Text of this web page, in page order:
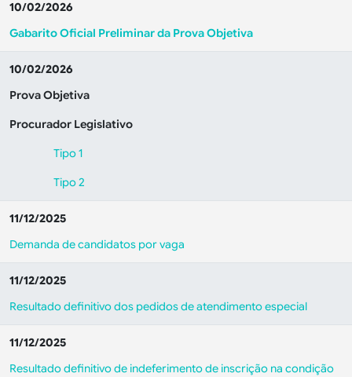
10/02/2026
Gabarito Oficial Preliminar da Prova Objetiva
10/02/2026
Prova Objetiva
Procurador Legislativo
Tipo 1
Tipo 2
11/12/2025
Demanda de candidatos por vaga
11/12/2025
Resultado definitivo dos pedidos de atendimento especial
11/12/2025
Resultado definitivo de indeferimento de inscrição na condição